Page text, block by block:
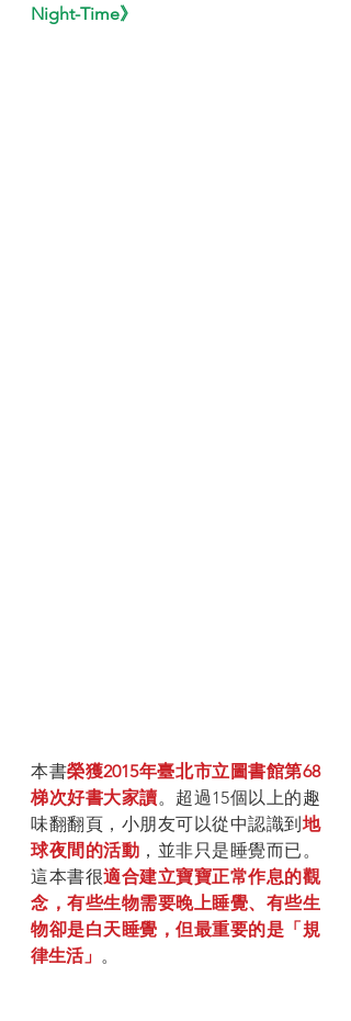
Night-Time》
本書榮獲2015年臺北市立圖書館第68
梯次好書大家讀。超過15個以上的趣
味翻翻頁，小朋友可以從中認識到地
球夜間的活動 ，並非只是睡覺而已。
這本書很適合建立寶寶正常作息的觀
念，有些生物需要晚上睡覺、有些生
物卻是白天睡覺，但最重要的是「規
律生活」 。